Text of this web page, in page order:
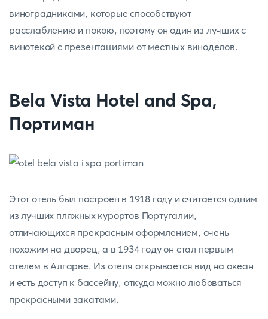
виноградниками, которые способствуют
расслаблению и покою, поэтому он один из лучших с
винотекой с презентациями от местных виноделов.
Bela Vista Hotel and Spa,
Портиман
Этот отель был построен в 1918 году и считается одним
из лучших пляжных курортов Португалии,
отличающихся прекрасным оформлением, очень
похожим на дворец, а в 1934 году он стал первым
отелем в Алгарве. Из отеля открывается вид на океан
и есть доступ к бассейну, откуда можно любоваться
прекрасными закатами.